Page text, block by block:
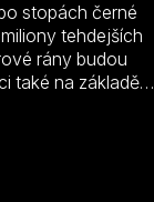
stopách černé
tehdejších
rány budou
také na základě
epidemií